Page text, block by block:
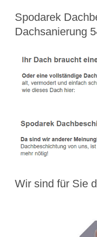
Spodarek
Dachsanierung
Wir sind für Sie